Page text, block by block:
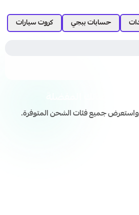
حسابات ببجي كروت سيارات
واستعرض جميع فئات الشحن المتوفرة.